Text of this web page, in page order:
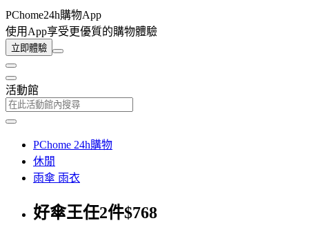
PChome24h購物App
使用App享受更優質的購物體驗
立即體驗
活動館
PChome 24h購物
休閒
雨傘 雨衣
好傘王任2件$768